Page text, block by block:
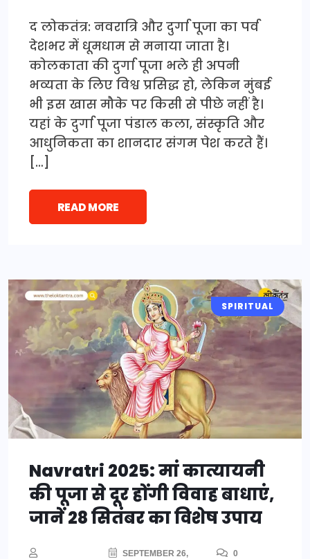
द लोकतंत्र: नवरात्रि और दुर्गा पूजा का पर्व
देशभर में धूमधाम से मनाया जाता है।
कोलकाता की दुर्गा पूजा भले ही अपनी
भव्यता के लिए विश्व प्रसिद्ध हो, लेकिन मुंबई
भी इस खास मौके पर किसी से पीछे नहीं है।
यहां के दुर्गा पूजा पंडाल कला, संस्कृति और
आधुनिकता का शानदार संगम पेश करते हैं।
[…]
READ MORE
SPIRITUAL
Navratri 2025: मां कात्यायनी
की पूजा से दूर होंगी विवाह बाधाएं,
जानें 28 सितंबर का विशेष उपाय
SEPTEMBER 26,
0